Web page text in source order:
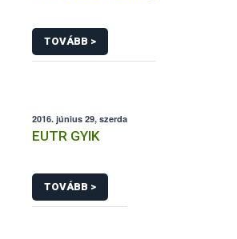
TOVÁBB >
2016. június 29, szerda
EUTR GYIK
TOVÁBB >